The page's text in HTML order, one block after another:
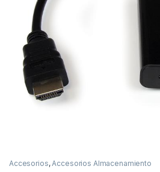
Accesorios, Accesorios Almacenamiento